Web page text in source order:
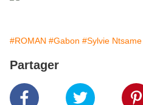
#ROMAN #Gabon #Sylvie Ntsame
Partager